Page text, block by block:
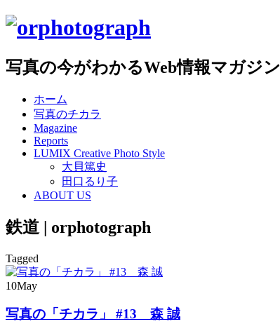
写真の今がわかるWeb情報マガジン
ホーム
写真のチカラ
Magazine
Reports
LUMIX Creative Photo Style
大貝篤史
田口るり子
ABOUT US
鉄道 | orphotograph
Tagged
10May
写真の「チカラ」 #13 森 誠